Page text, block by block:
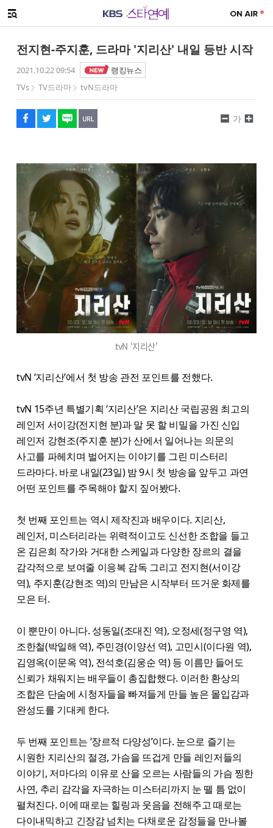
메뉴 열기
전지현-주지훈, 드라마 '지리산' 내일 등반 시작
2021.10.22 09:54
랭킹뉴스
TVs
TV드라마 tvN드라마
페이스북
트위터
네이버
URL복사
글씨 작게보기
가
글씨 크게보기
tvN ‘지리산'
tvN ‘지리산’에서 첫 방송 관전 포인트를 전했다.
tvN 15주년 특별기획 ‘지리산’은 지리산 국립공원 최고의
레인저 서이강(전지현 분)과 말 못 할 비밀을 가진 신입
레인저 강현조(주지훈 분)가 산에서 일어나는 의문의
사고를 파헤치며 벌어지는 이야기를 그린 미스터리
드라마다. 바로 내일(23일) 밤 9시 첫 방송을 앞두고 과연
어떤 포인트를 주목해야 할지 짚어봤다.
첫 번째 포인트는 역시 제작진과 배우이다. 지리산,
레인저, 미스터리라는 위력적이고도 신선한 조합을 들고
온 김은희 작가와 거대한 스케일과 다양한 장르의 결을
감각적으로 보여줄 이응복 감독 그리고 전지현(서이강
역), 주지훈(강현조 역)의 만남은 시작부터 뜨거운 화제를
모은 터.
이 뿐만이 아니다. 성동일(조대진 역), 오정세(정구영 역),
조한철(박일해 역), 주민경(이양선 역), 고민시(이다원 역),
김영옥(이문옥 역), 전석호(김웅순 역) 등 이름만 들어도
신뢰가 채워지는 배우들이 총집합했다. 이러한 환상의
조합은 단숨에 시청자들을 빠져들게 만들 높은 몰입감과
완성도를 기대케 한다.
두 번째 포인트는 ‘장르적 다양성’이다. 눈으로 즐기는
시원한 지리산의 절경, 가슴을 뜨겁게 만들 레인저들의
이야기, 저마다의 이유로 산을 오르는 사람들의 가슴 찡한
사연, 추리 감각을 자극하는 미스터리까지 눈 뗄 틈 없이
펼쳐진다. 이에 때로는 힐링과 웃음을 전해주고 때로는
다이내믹하고 긴장감 넘치는 다채로운 감정들을 만나볼